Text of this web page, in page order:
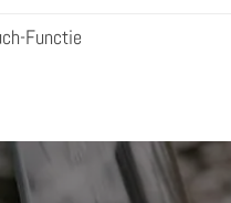
Functie